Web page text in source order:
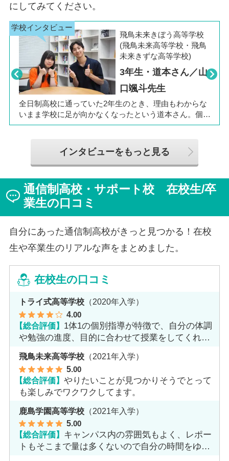
にしてみてください。
Pre
viou
s
飛鳥未来きぼう高等学校
(飛鳥未来高等学校・飛鳥
未来きずな高等学校)
3年生・道本さん／山
口颯斗先生
全日制高校に通っていた2年生のとき、理由もわからな
いまま学校に足が向かなくなったという道本さん。個別
相談会で感じた先生の「温かさ」を決め手に、飛鳥未来
た。現在は同校に3年生として在籍しながら、オープン
キャンパスでは未来の後輩たちのサポート役「キャス
ト」として活躍しています。同校の山口颯斗先生ととも
に、通信制ならではの人との関わりや、自分らしく過ご
せる学校生活について語ってくれました。
インタビューをもっと見る
通信制高校・サポート校 在校生/卒
業生の口コミ
自分にあった通信制高校がきっと見つかる！在校
生や卒業生のリアルな声をまとめました。
在校生の口コミ
トライ式高等学校 （2020年入学）
4.00
【総合評価】 1体1の個別指導が特徴で、自分の体調
や勉強の進度、目的に合わせて授業をしてくれま
飛鳥未来高等学校 （2021年入学）
5.00
【総合評価】やりたいことが見つかりそうでとって
も楽しみでワクワクしてます。
鹿島学園高等学校 （2021年入学）
5.00
【総合評価】 キャンパス内の雰囲気もよく、レポー
トもそこまで量は多くないので自分の時間をゆっ